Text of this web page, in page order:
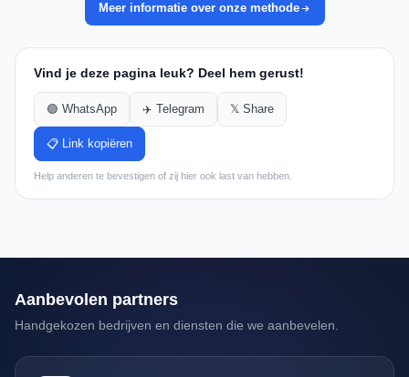
Meer informatie over onze methode
Vind je deze pagina leuk? Deel hem gerust!
🟢 WhatsApp ✈️ Telegram 𝕏 Share
📋 Link kopiëren
Help anderen te bevestigen of zij hier ook last van hebben.
Aanbevolen partners
Handgekozen bedrijven en diensten die we aanbevelen.